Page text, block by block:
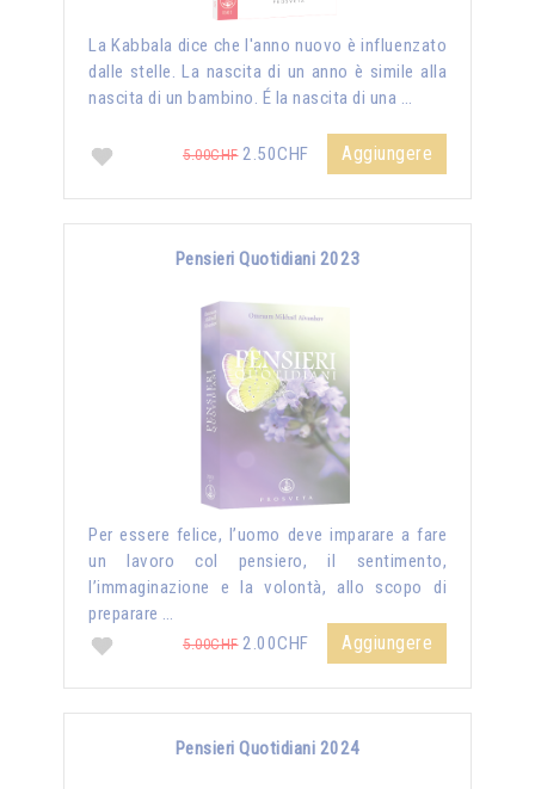
La Kabbala dice che l'anno nuovo è influenzato
dalle stelle. La nascita di un anno è simile alla
nascita di un bambino. É la nascita di una …
5.00CHF2.50CHF Aggiungere
Pensieri Quotidiani 2023
Per essere felice, l’uomo deve imparare a fare
un lavoro col pensiero, il sentimento,
l’immaginazione e la volontà, allo scopo di
preparare …
5.00CHF2.00CHF Aggiungere
Pensieri Quotidiani 2024